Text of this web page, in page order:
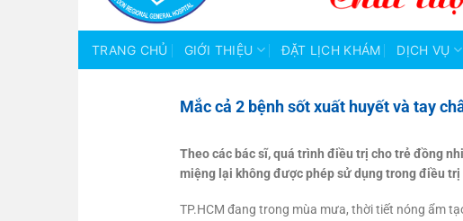
TRANG CHỦ GIỚI THIỆU ĐẶT LỊCH KHÁM DỊCH VỤ
Mắc cả 2 bệnh sốt xuất huyết và tay
Theo các bác sĩ, quá trình điều trị cho trẻ đồng
miệng lại không được phép sử dụng trong điều
TP.HCM đang trong mùa mưa, thời tiết nóng ẩm